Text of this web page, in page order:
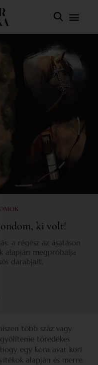
ki volt!
a régész az ásatáson
alapján megpróbálja
darabjait.
több száz vagy
töredékes
egy kora avar kori
alapján és merre